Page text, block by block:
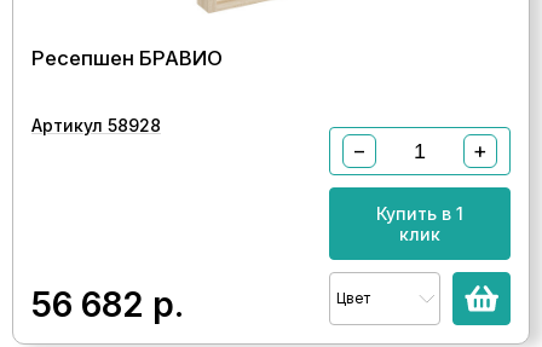
Ресепшен БРАВИО
Артикул 58928
56 682 р.
− +
Купить в 1
клик
Цвет